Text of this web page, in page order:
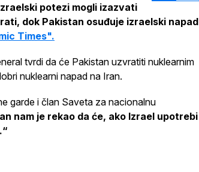
potezi mogli izazvati
dok Pakistan osuđuje izraelski napad
Times".
tvrdi da će Pakistan uzvratiti nuklearnim
nuklearni napad na Iran.
garde i član Saveta za nacionalnu
nam je rekao da će, ako Izrael upotrebi